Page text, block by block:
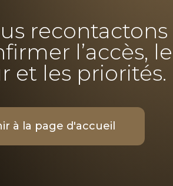
recontactons
l’accès, le
et les priorités.
à la page d'accueil